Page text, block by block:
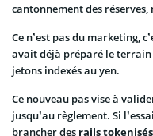
cantonnement des
Ce n’est pas du marketing,
avait déjà préparé le terrain
jetons indexés au yen.
Ce nouveau pas vise à
jusqu’au règlement. Si
brancher des rails